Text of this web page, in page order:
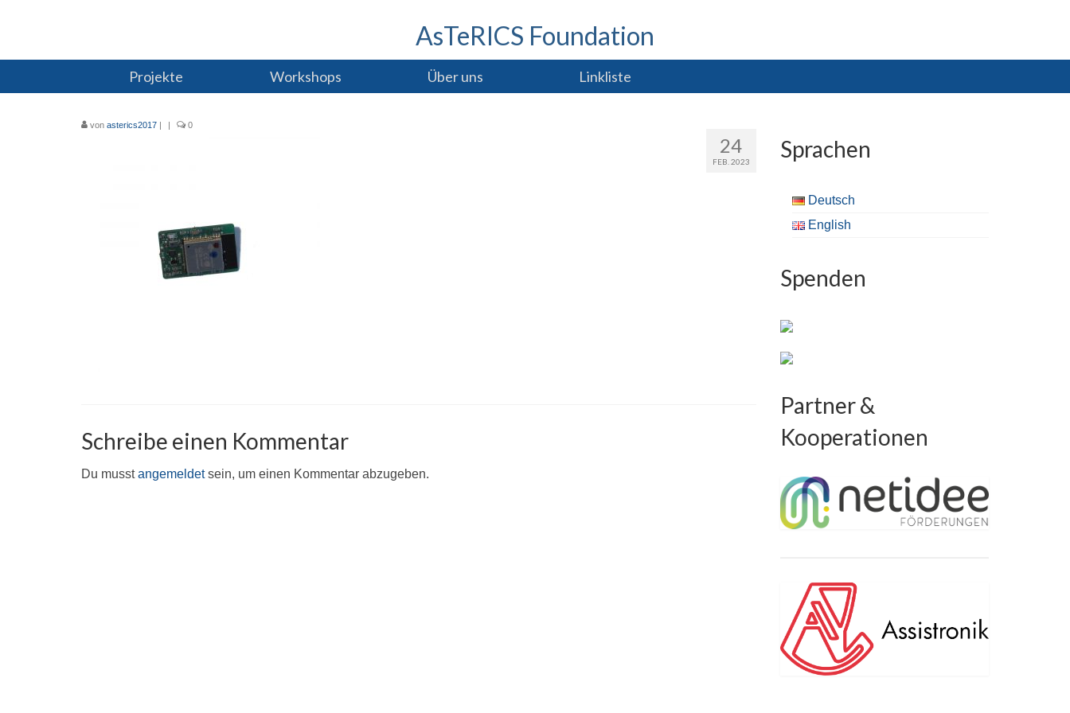
AsTeRICS Foundation
Projekte Workshops Über uns Linkliste
24
FEB. 2023
von asterics2017 | | 0
Schreibe einen Kommentar
Du musstangemeldetsein, um einen Kommentar abzugeben.
Sprachen
Deutsch
English
Spenden
Partner &
Kooperationen